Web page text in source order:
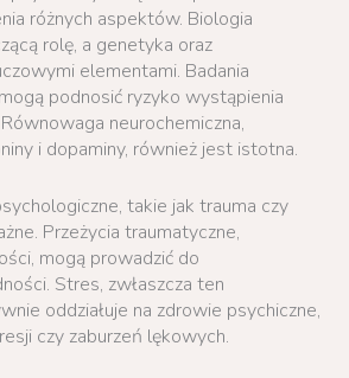
różnych aspektów. Biologia
rolę, a genetyka oraz
elementami. Badania
podnosić ryzyko wystąpienia
neurochemiczna,
i dopaminy, również jest istotna.
takie jak trauma czy
Przeżycia traumatyczne,
mogą prowadzić do
Stres, zwłaszcza ten
oddziałuje na zdrowie psychiczne,
czy zaburzeń lękowych.